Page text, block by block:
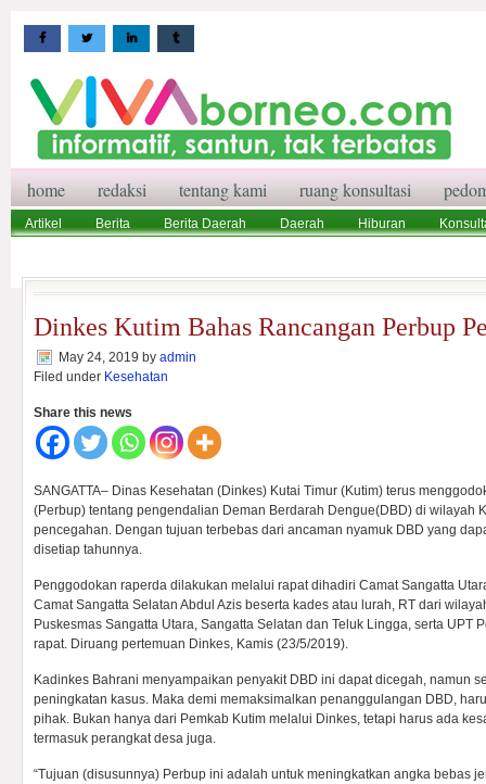
home redaksi tentang kami ruang konsultasi
Artikel Berita Berita Daerah Daerah Hiburan
Dinkes Kutim Bahas Rancangan Perbup
May 24, 2019 by admin
Filed under Kesehatan
Share this news
SANGATTA– Dinas Kesehatan (Dinkes) Kutai Timur (Kutim) terus
(Perbup) tentang pengendalian Deman Berdarah Dengue(DBD) di wilayah
pencegahan. Dengan tujuan terbebas dari ancaman nyamuk DBD yang
disetiap tahunnya.
Penggodokan raperda dilakukan melalui rapat dihadiri Camat Sangatta
Camat Sangatta Selatan Abdul Azis beserta kades atau lurah, RT dari
Puskesmas Sangatta Utara, Sangatta Selatan dan Teluk Lingga, serta UPT
rapat. Diruang pertemuan Dinkes, Kamis (23/5/2019).
Kadinkes Bahrani menyampaikan penyakit DBD ini dapat dicegah, namun
peningkatan kasus. Maka demi memaksimalkan penanggulangan DBD,
pihak. Bukan hanya dari Pemkab Kutim melalui Dinkes, tetapi harus ada
termasuk perangkat desa juga.
“Tujuan (disusunnya) Perbup ini adalah untuk meningkatkan angka bebas